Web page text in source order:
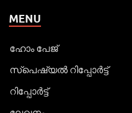
MENU
ഹോം പേജ്
സ്പെഷ്യൽ റിപ്പോര്‍ട്ട്
റിപ്പോര്‍ട്ട്